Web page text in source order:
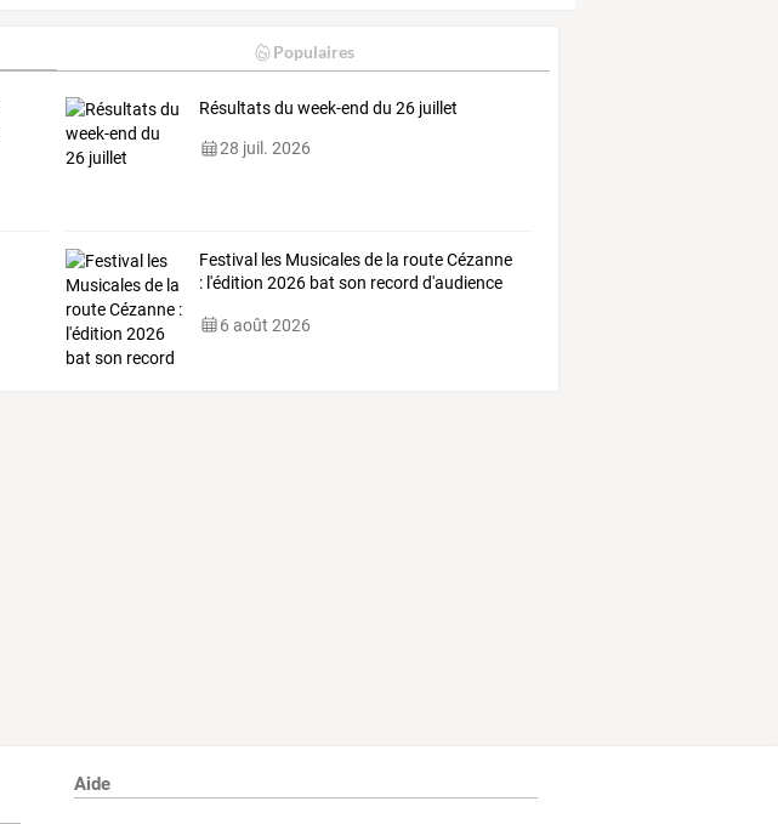
Populaires
Résultats du week-end du 26 juillet
28 juil. 2026
Festival les Musicalesde la routeCézanne
: l'édition 2026 bat son record d'audience
6 août 2026
Aide